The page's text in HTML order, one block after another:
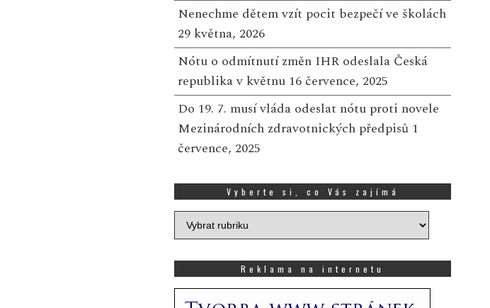
Nenechme dětem vzít pocit bezpečí ve školách
29 května, 2026
Nótu o odmítnutí změn IHR odeslala Česká
republika v květnu 16 července, 2025
Do 19. 7. musí vláda odeslat nótu proti novele
Mezinárodních zdravotnických předpisů 1
července, 2025
Vyberte si, co Vás zajímá
Vyberte
si,
zajímá
Reklama na internetu